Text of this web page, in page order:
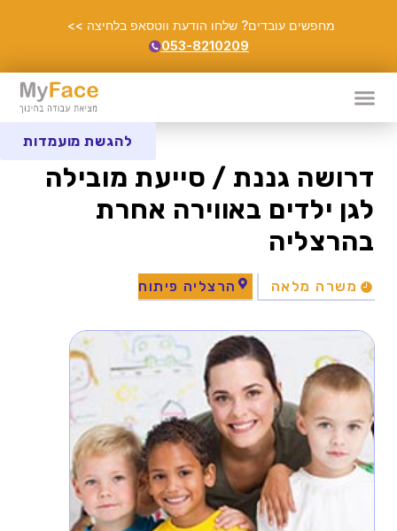
מחפשים עובדים? שלחו הודעת ווטסאפ בלחיצה >>
053-8210209
דרושה גננת / סייעת מובילה
לגן ילדים באווירה אחרת
בהרצליה
משרה מלאה הרצליה פיתוח
להגשת מועמדות